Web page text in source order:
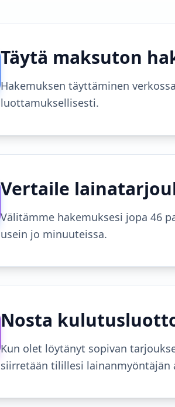
Täytä maksuton
Hakemuksen täyttäminen
luottamuksellisesti.
Vertaile
Välitämme hakemuksesi jopa 46
usein jo minuuteissa.
Nosta
Kun olet löytänyt sopivan
siirretään tilillesi lainanmyöntäjän